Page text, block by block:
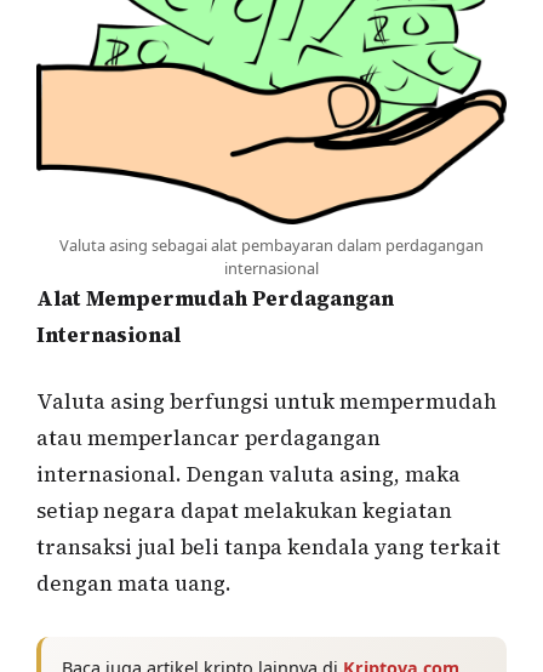
Valuta asing sebagai alat pembayaran dalam perdagangan
internasional
Alat Mempermudah Perdagangan
Internasional
Valuta asing berfungsi untuk mempermudah
atau memperlancar perdagangan
internasional. Dengan valuta asing, maka
setiap negara dapat melakukan kegiatan
transaksi jual beli tanpa kendala yang terkait
dengan mata uang.
Baca juga artikel kripto lainnya di Kriptova.com